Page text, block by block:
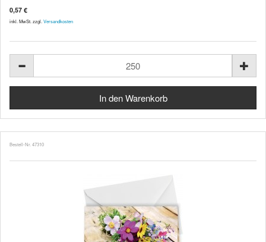
0,57 €
inkl. MwSt. zzgl. Versandkosten
Bestell-Nr. 47310